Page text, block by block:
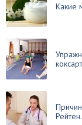
Какие